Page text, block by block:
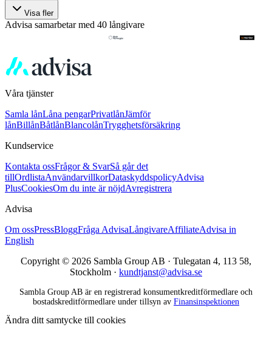
Visa fler
Advisa samarbetar med 40 långivare
Våra tjänster
Samla lånLåna pengarPrivatlånJämför
lånBillånBåtlånBlancolånTrygghetsförsäkring
Kundservice
Kontakta ossFrågor & SvarSå går det
tillOrdlistaAnvändarvillkorDataskyddspolicyAdvisa
PlusCookiesOm du inte är nöjdAvregistrera
Advisa
Om ossPressBloggFråga AdvisaLångivareAffiliateAdvisa in
English
Copyright © 2026 Sambla Group AB · Tulegatan 4, 113 58,
Stockholm · kundtjanst@advisa.se
Sambla Group AB är en registrerad konsumentkreditförmedlare och
bostadskreditförmedlare under tillsyn av Finansinspektionen
Ändra ditt samtycke till cookies